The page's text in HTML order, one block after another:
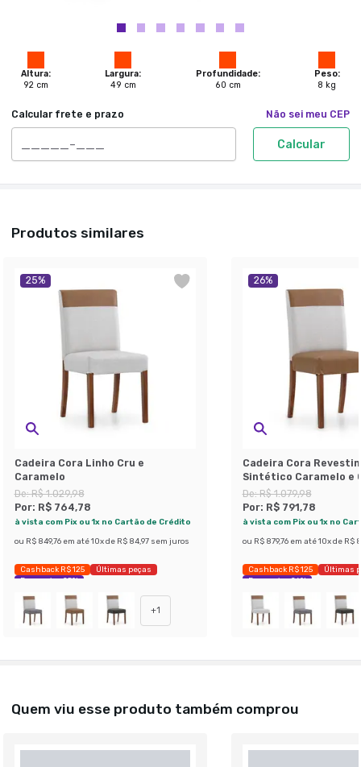
Altura:
92 cm
Largura:
49 cm
Profundidade:
60 cm
Peso:
8 kg
Calcular frete e prazo Não sei meu CEP
Calcular
Produtos similares
25%
Cadeira Cora Linho Cru e
Caramelo
De:R$ 1.029,98
Por: R$ 764,78
à vista com Pix ou 1x no Cartão de Crédito
ou R$ 849,76 em até 10x de R$ 84,97 sem juros
Cashback R$ 125
Últimas peças
Economize 25%
+1
26%
Cadeira Cora
Sintético Caramelo e
De:R$ 1.079,98
Por: R$ 791,78
à vista com Pix ou 1x no
ou R$ 879,76 em até 10x de R$
Cashback R$ 125
Últimas
Economize 26%
Quem viu esse produto também comprou